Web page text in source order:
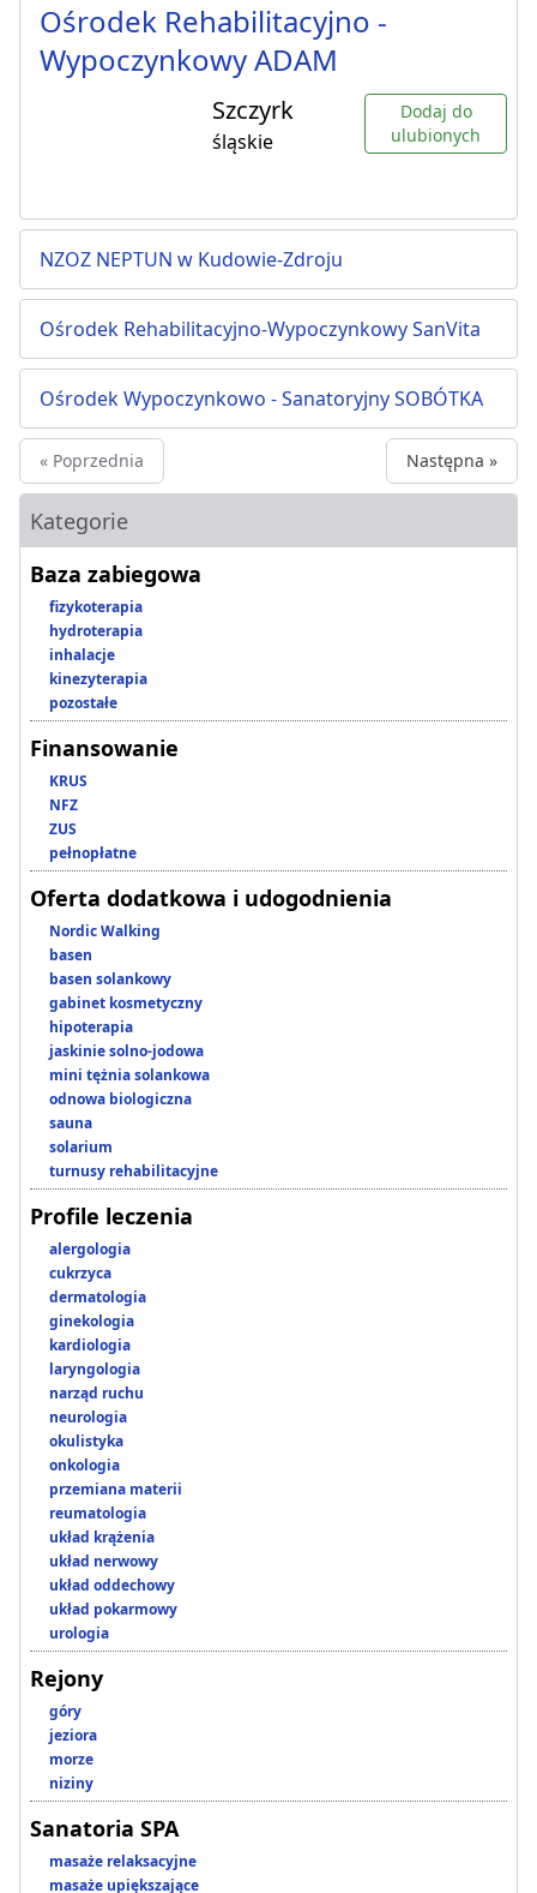
Ośrodek Rehabilitacyjno -
Wypoczynkowy ADAM
Szczyrk
śląskie
Dodaj do
ulubionych
NZOZ NEPTUN w Kudowie-Zdroju
Ośrodek Rehabilitacyjno-Wypoczynkowy SanVita
Ośrodek Wypoczynkowo - Sanatoryjny SOBÓTKA
« Poprzednia Następna »
Kategorie
Baza zabiegowa
fizykoterapia
hydroterapia
inhalacje
kinezyterapia
pozostałe
Finansowanie
KRUS
NFZ
ZUS
pełnopłatne
Oferta dodatkowa i udogodnienia
Nordic Walking
basen
basen solankowy
gabinet kosmetyczny
hipoterapia
jaskinie solno-jodowa
mini tężnia solankowa
odnowa biologiczna
sauna
solarium
turnusy rehabilitacyjne
Profile leczenia
alergologia
cukrzyca
dermatologia
ginekologia
kardiologia
laryngologia
narząd ruchu
neurologia
okulistyka
onkologia
przemiana materii
reumatologia
układ krążenia
układ nerwowy
układ oddechowy
układ pokarmowy
urologia
Rejony
góry
jeziora
morze
niziny
Sanatoria SPA
masaże relaksacyjne
masaże upiększające